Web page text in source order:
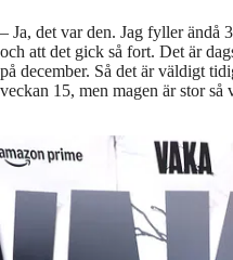
– Ja, det var den. Jag fyller ändå
och att det gick så fort. Det är
på december. Så det är väldigt
veckan 15, men magen är stor